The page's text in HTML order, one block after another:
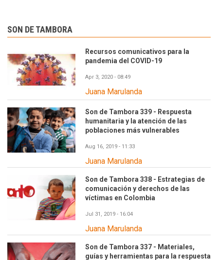
SON DE TAMBORA
Recursos comunicativos para la
pandemia del COVID-19
Apr 3, 2020 - 08:49
Juana Marulanda
Son de Tambora 339 - Respuesta
humanitaria y la atención de las
poblaciones más vulnerables
Aug 16, 2019 - 11:33
Juana Marulanda
Son de Tambora 338 - Estrategias de
comunicación y derechos de las
víctimas en Colombia
Jul 31, 2019 - 16:04
Juana Marulanda
Son de Tambora 337 - Materiales,
guías y herramientas para la respuesta